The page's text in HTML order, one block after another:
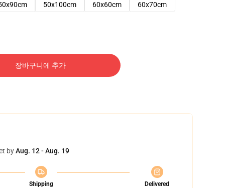
50x100cm 60x60cm
60x70cm
장바구니에 추가
byAug. 12 - Aug. 19
Shipping
Delivered